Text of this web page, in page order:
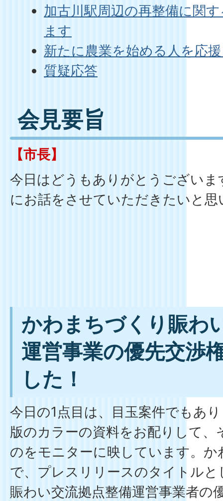
加古川駅周辺の再整備に関
ます
新たに農業を始める人を応
質疑応答
会見要旨
【市長】
今日はどうもありがとうござい
にお話をさせていただきたいと思
かわまちづくり賑わ
運営事業の優先交渉
した！
今日の1点目は、目玉案件でもあ
版のカラーの資料をお配りして
のをモニターに映しています。
で、プレスリリースのタイトル
賑わい交流拠点整備運営事業者の